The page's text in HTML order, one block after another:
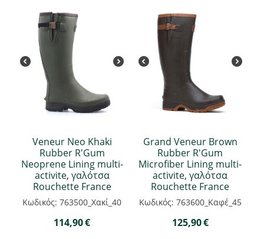
Veneur Neo Khaki
Rubber R'Gum
Neoprene Lining multi-
activite, γαλότσα
Rouchette France
Κωδικός: 763500_Χακί_40
114,90€
Grand Veneur Brown
Rubber R'Gum
Microfiber Lining multi-
activite, γαλότσα
Rouchette France
Κωδικός: 763600_Καφέ_45
125,90€